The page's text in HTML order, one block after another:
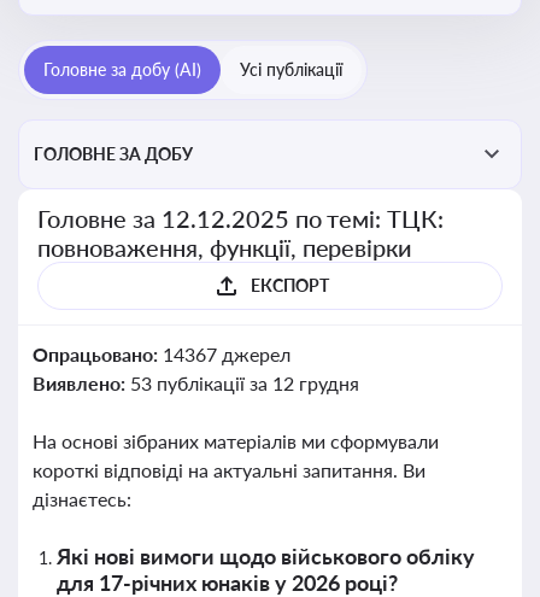
Головне за добу (AI) Усі публікації
ГОЛОВНЕ ЗА ДОБУ
Головне за 12.12.2025 по темі: ТЦК:
повноваження, функції, перевірки
ЕКСПОРТ
Опрацьовано: 14367 джерел
Виявлено: 53 публікації за 12 грудня
На основі зібраних матеріалів ми сформували
короткі відповіді на актуальні запитання. Ви
дізнаєтесь:
Які нові вимоги щодо військового обліку
для 17-річних юнаків у 2026 році?